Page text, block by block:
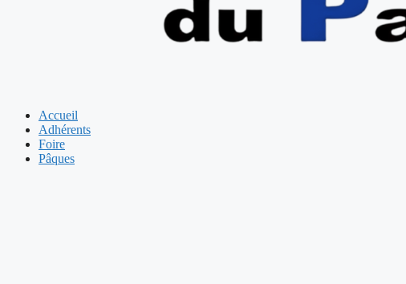
Accueil
Adhérents
Foire
Pâques